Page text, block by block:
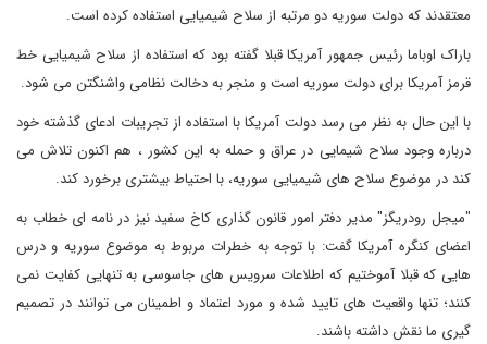
معتقدند که دولت سوریه دو مرتبه از سلاح شیمیایی استفاده کرده است.
باراک اوباما رئیس جمهور آمریکا قبلا گفته بود که استفاده از سلاح شیمیایی خط
قرمز آمریکا برای دولت سوریه است و منجر به دخالت نظامی واشنگتن می شود.
با این حال به نظر می رسد دولت آمریکا با استفاده از تجریبات ادعای گذشته خود
درباره وجود سلاح شیمایی در عراق و حمله به این کشور ، هم اکنون تلاش می
کند در موضوع سلاح های شیمیایی سوریه، با احتیاط بیشتری برخورد کند.
"میجل رودریگز" مدیر دفتر امور قانون گذاری کاخ سفید نیز در نامه ای خطاب به
اعضای کنگره آمریکا گفت: با توجه به خطرات مربوط به موضوع سوریه و درس
هایی که قبلا آموختیم که اطلاعات سرویس های جاسوسی به تنهایی کفایت نمی
کنند؛ تنها واقعیت های تایید شده و مورد اعتماد و اطمینان می توانند در تصمیم
گیری ما نقش داشته باشند.